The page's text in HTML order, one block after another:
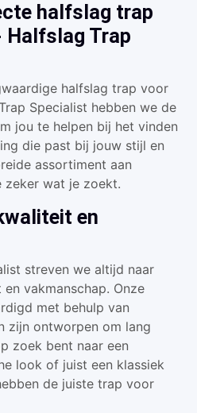
halfslag trap
Halfslag Trap
halfslag trap voor
Specialist hebben we de
jou te helpen bij het vinden
die past bij jouw stijl en
assortiment aan
zeker wat je zoekt.
en
streven we altijd naar
vakmanschap. Onze
met behulp van
zijn ontworpen om lang
zoek bent naar een
look of juist een klassiek
de juiste trap voor